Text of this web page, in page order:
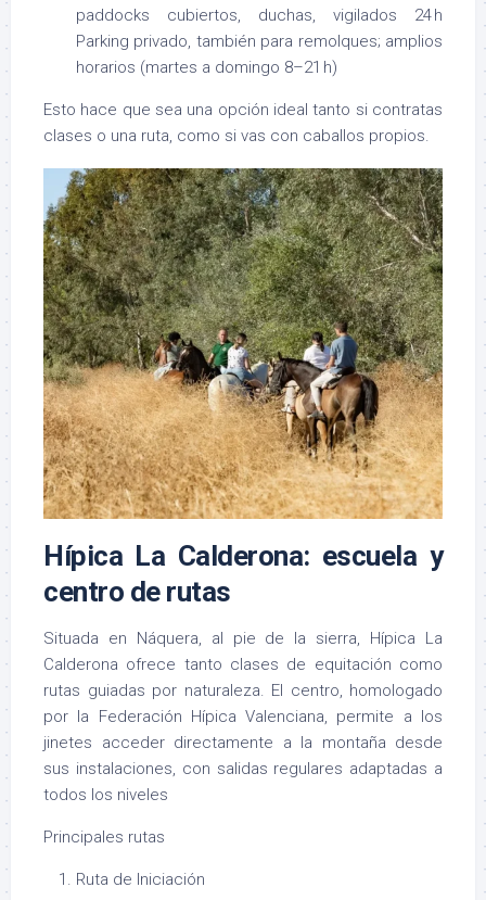
paddocks cubiertos, duchas, vigilados 24 h
Parking privado, también para remolques; amplios
horarios (martes a domingo 8–21 h)
Esto hace que sea una opción ideal tanto si contratas
clases o una ruta, como si vas con caballos propios.
Hípica La Calderona: escuela y
centro de rutas
Situada en Náquera, al pie de la sierra, Hípica La
Calderona ofrece tanto clases de equitación como
rutas guiadas por naturaleza. El centro, homologado
por la Federación Hípica Valenciana, permite a los
jinetes acceder directamente a la montaña desde
sus instalaciones, con salidas regulares adaptadas a
todos los niveles
Principales rutas
Ruta de Iniciación